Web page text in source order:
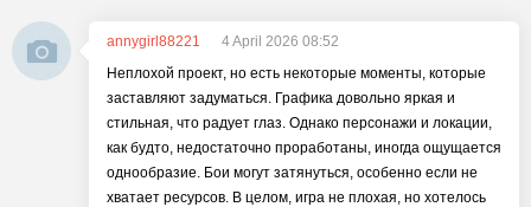
annygirl88221
4 April 2026 08:52
Неплохой проект, но есть некоторые моменты, которые
заставляют задуматься. Графика довольно яркая и
стильная, что радует глаз. Однако персонажи и локации,
как будто, недостаточно проработаны, иногда ощущается
однообразие. Бои могут затянуться, особенно если не
хватает ресурсов. В целом, игра не плохая, но хотелось